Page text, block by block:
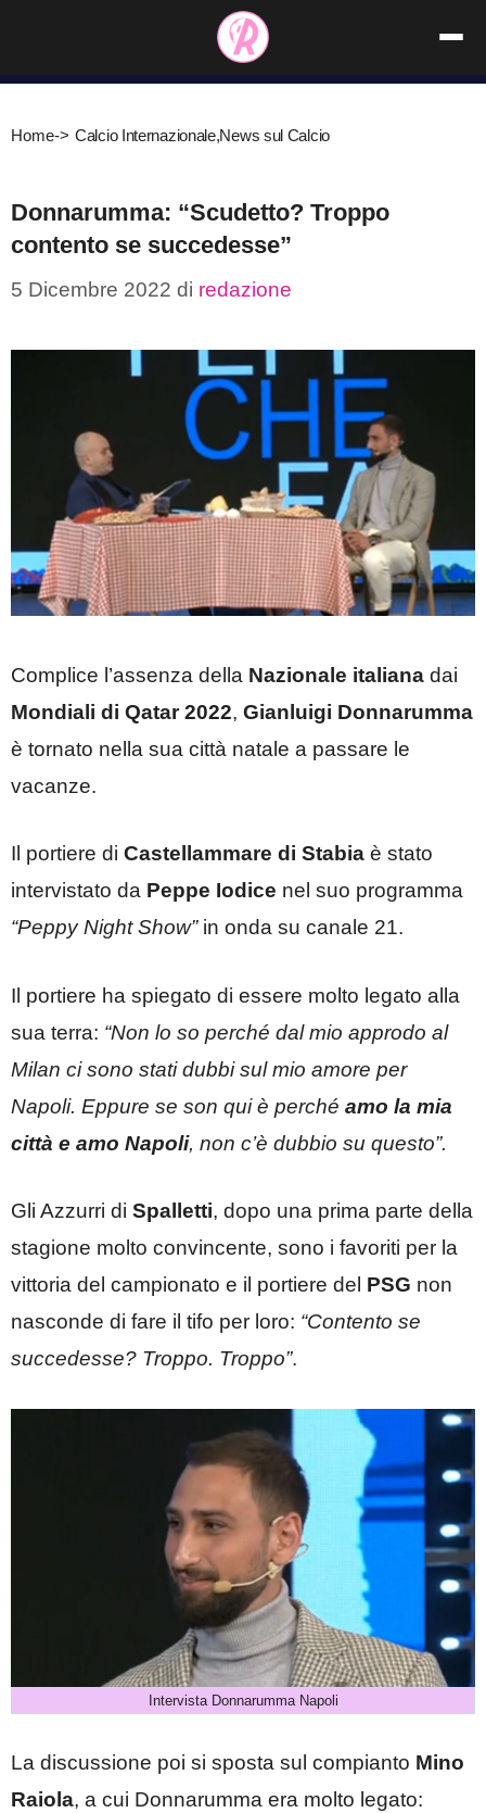
contenuto
Home-> Calcio Internazionale,News sul Calcio
Donnarumma: “Scudetto? Troppo
contento se succedesse”
5 Dicembre 2022 di redazione
Complice l’assenza della Nazionale italiana dai
Mondiali di Qatar 2022, Gianluigi Donnarumma
è tornato nella sua città natale a passare le
vacanze.
Il portiere di Castellammare di Stabia è stato
intervistato da Peppe Iodice nel suo programma
“Peppy Night Show” in onda su canale 21.
Il portiere ha spiegato di essere molto legato alla
sua terra: “Non lo so perché dal mio approdo al
Milan ci sono stati dubbi sul mio amore per
Napoli. Eppure se son qui è perché amo la mia
città e amo Napoli, non c’è dubbio su questo”.
Gli Azzurri di Spalletti, dopo una prima parte della
stagione molto convincente, sono i favoriti per la
vittoria del campionato e il portiere del PSG non
nasconde di fare il tifo per loro: “Contento se
succedesse? Troppo. Troppo”.
Intervista Donnarumma Napoli
La discussione poi si sposta sul compianto Mino
Raiola, a cui Donnarumma era molto legato: